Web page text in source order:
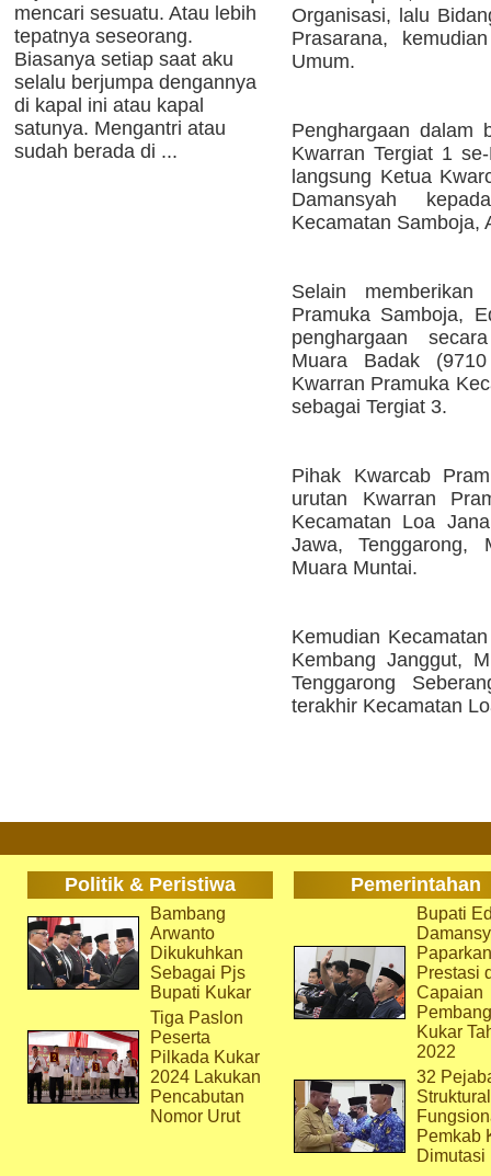
mencari sesuatu. Atau lebih
tepatnya seseorang.
Biasanya setiap saat aku
selalu berjumpa dengannya
di kapal ini atau kapal
satunya. Mengantri atau
sudah berada di ...
Organisasi, lalu
Prasarana,
Umum.
Penghargaan dalam
Kwarran Tergiat 1
langsung Ketua
Damansyah
Kecamatan Samboja,
Selain memberikan
Pramuka Samboja,
penghargaan
Muara Badak
Kwarran Pramuka
sebagai Tergiat 3.
Pihak Kwarcab
urutan Kwarran
Kecamatan Loa
Jawa, Tenggarong,
Muara Muntai.
Kemudian
Kembang Janggut,
Tenggarong
terakhir Kecamatan
Politik & Peristiwa Pemerintahan
Bambang
Arwanto
Dikukuhkan
Sebagai Pjs
Bupati Kukar
Tiga Paslon
Peserta
Pilkada Kukar
2024 Lakukan
Pencabutan
Nomor Urut
Bupati
Paparkan
Prestasi
Capaian
Kukar
2022
32
Pemkab
Dimutasi